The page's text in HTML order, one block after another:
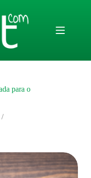
para o